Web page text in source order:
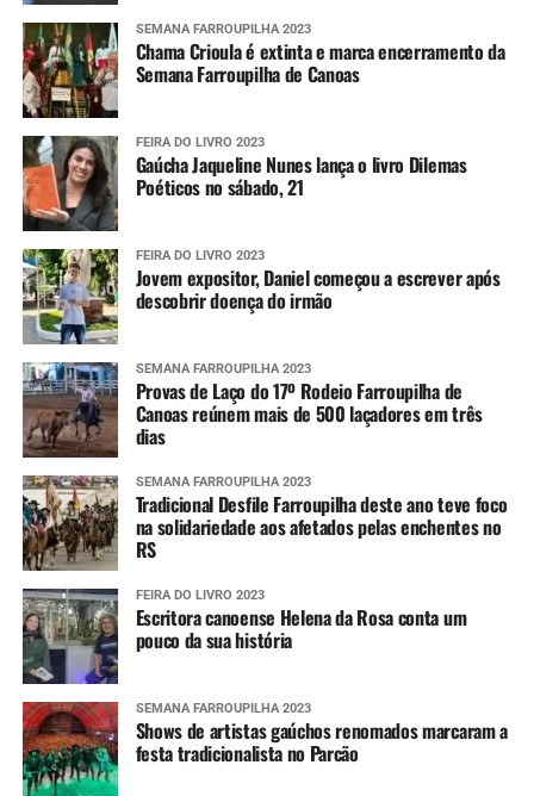
SEMANA FARROUPILHA 2023
Chama Crioula é extinta e marca encerramento da
Semana Farroupilha de Canoas
FEIRA DO LIVRO 2023
Gaúcha Jaqueline Nunes lança o livro Dilemas
Poéticos no sábado, 21
FEIRA DO LIVRO 2023
Jovem expositor, Daniel começou a escrever após
descobrir doença do irmão
SEMANA FARROUPILHA 2023
Provas de Laço do 17º Rodeio Farroupilha de
Canoas reúnem mais de 500 laçadores em três
dias
SEMANA FARROUPILHA 2023
Tradicional Desfile Farroupilha deste ano teve foco
na solidariedade aos afetados pelas enchentes no
RS
FEIRA DO LIVRO 2023
Escritora canoense Helena da Rosa conta um
pouco da sua história
SEMANA FARROUPILHA 2023
Shows de artistas gaúchos renomados marcaram a
festa tradicionalista no Parcão